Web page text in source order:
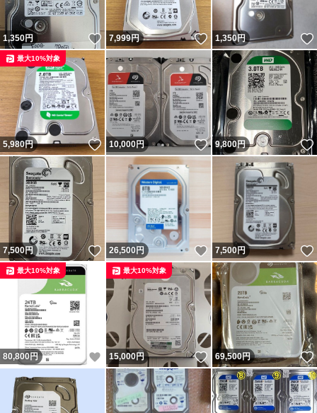
1,350円 いいね！
7,999円 いいね！
1,350円
5,980円 いいね！
最大10%対象
10,000円 いいね！
9,800円
7,500円 いいね！
26,500円 いいね！
7,500円
80,800円 いいね！
最大10%対象
15,000円 いいね！
最大10%対象
69,500円